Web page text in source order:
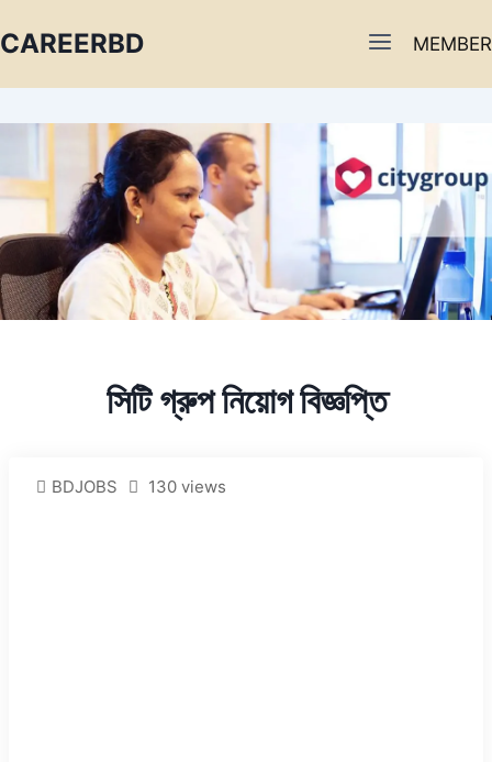
CAREERBD MEMBER
সিটি গ্রুপ নিয়োগ বিজ্ঞপ্তি
BDJOBS 130 views
PORTAL
FORUM